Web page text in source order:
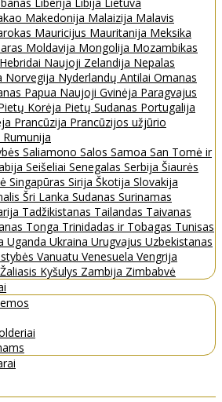
Makedonija Malaizija Malavis
Mauricijus Mauritanija Meksika
Moldavija Mongolija Mozambikas
Naujoji Zelandija Nepalas
Norvegija Nyderlandų Antilai Omanas
Papua Naujoji Gvinėja Paragvajus
Korėja Pietų Sudanas Portugalija
Prancūzija Prancūzijos užjūrio
Rumunija
Saliamono Salos Samoa San Tomė ir
Seišeliai Senegalas Serbija Šiaurės
Singapūras Sirija Škotija Slovakija
Šri Lanka Sudanas Surinamas
Tadžikistanas Tailandas Taivanas
Tonga Trinidadas ir Tobagas Tunisas
Uganda Ukraina Urugvajus Uzbekistanas
Vanuatu Venesuela Vengrija
Žaliasis Kyšulys Zambija Zimbabvė